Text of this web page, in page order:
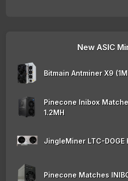
New ASIC
Bitmain Antminer X9
Pinecone Inibox
1.2MH
JingleMiner LTC-
Pinecone Matches